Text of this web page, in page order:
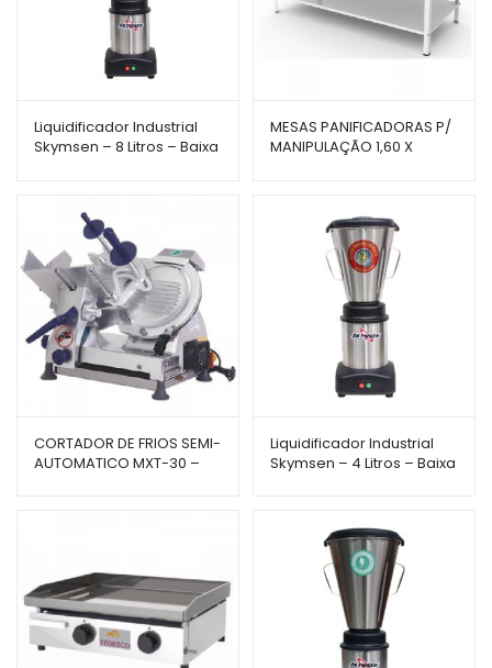
Liquidificador Industrial
Skymsen – 8 Litros – Baixa
MESAS PANIFICADORAS P/
MANIPULAÇÃO 1,60 X
CORTADOR DE FRIOS SEMI-
AUTOMATICO MXT-30 –
Liquidificador Industrial
Skymsen – 4 Litros – Baixa